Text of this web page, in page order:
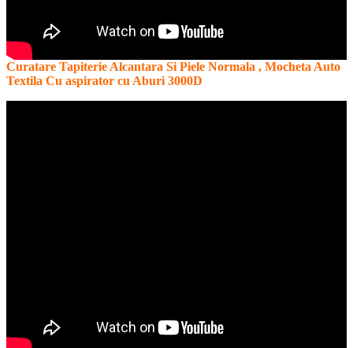
Curatare Tapiterie Alcantara Si Piele Normala , Mocheta Auto
Textila Cu aspirator cu Aburi 3000D